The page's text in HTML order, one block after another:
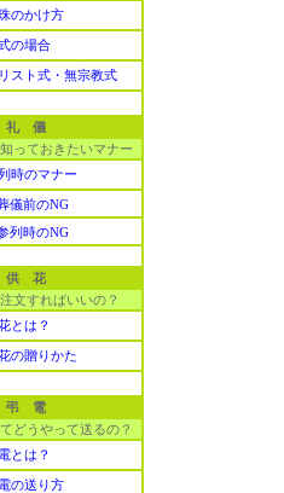
のかけ方
の場合
スト式・無宗教式
礼 儀
っておきたいマナー
時のマナー
儀前のNG
列時のNG
供 花
文すればいいの？
とは？
の贈りかた
弔 電
どうやって送るの？
とは？
の送り方